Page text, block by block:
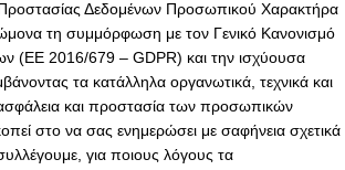
Δεδομένων Προσωπικού Χαρακτήρα
τη συμμόρφωση με τον Γενικό Κανονισμό
(ΕΕ 2016/679 – GDPR) και την ισχύουσα
τα κατάλληλα οργανωτικά, τεχνικά και
και προστασία των προσωπικών
στο να σας ενημερώσει με σαφήνεια σχετικά
για ποιους λόγους τα